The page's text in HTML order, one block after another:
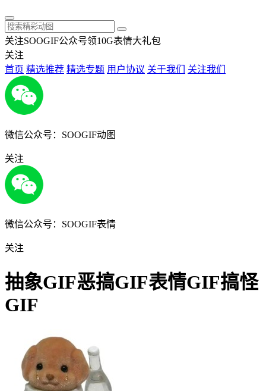
关注SOOGIF公众号领10G表情大礼包
关注
首页 精选推荐 精选专题 用户协议 关于我们 关注我们
微信公众号：SOOGIF动图
关注
微信公众号：SOOGIF表情
关注
抽象GIF恶搞GIF表情GIF搞怪
GIF